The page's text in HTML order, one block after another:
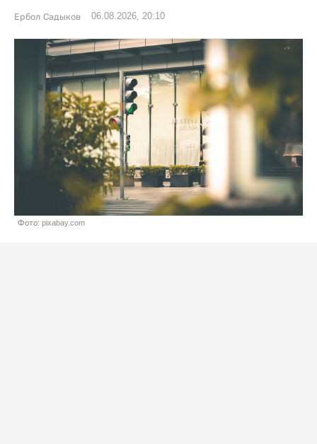
Ербол Садыков 06.08.2026, 20:10
Фото: pixabay.com